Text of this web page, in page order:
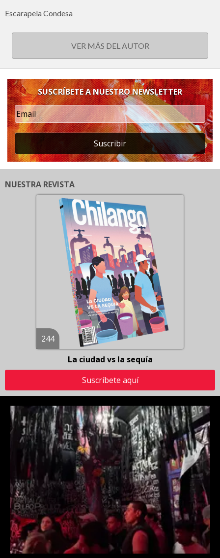
Escarapela Condesa
VER MÁS DEL AUTOR
SUSCRÍBETE A NUESTRO NEWSLETTER
Suscribir
NUESTRA REVISTA
244
La ciudad vs la sequía
Suscríbete aquí